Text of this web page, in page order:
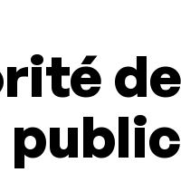
public